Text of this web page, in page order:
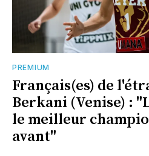
PREMIUM
Français(es) de
Berkani (Venise) :
le meilleur
avant"